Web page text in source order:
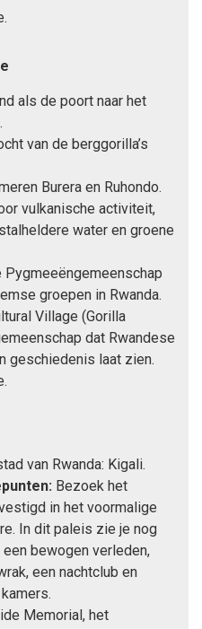
als de poort naar het
van de berggorilla’s
Burera en Ruhondo.
vulkanische activiteit,
water en groene
Pygmeeëngemeenschap
groepen in Rwanda.
Village (Gorilla
dat Rwandese
geschiedenis laat zien.
van Rwanda: Kigali.
Bezoek het
in het voormalige
In dit paleis zie je nog
bewogen verleden,
een nachtclub en
Memorial, het